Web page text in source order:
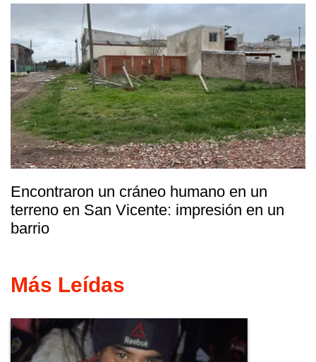
Encontraron un cráneo humano en un
terreno en San Vicente: impresión en un
barrio
Más Leídas